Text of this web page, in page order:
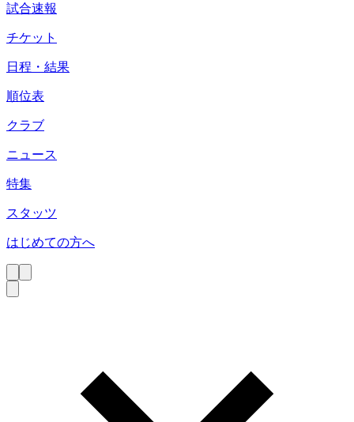
試合速報
チケット
日程・結果
順位表
クラブ
ニュース
特集
スタッツ
はじめての方へ